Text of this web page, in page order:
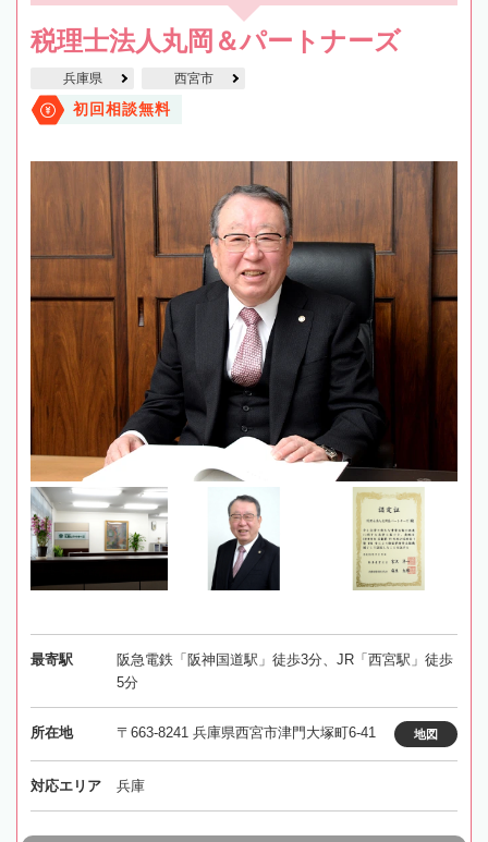
税理士法人丸岡＆パートナーズ
兵庫県 西宮市
初回相談無料
最寄駅
阪急電鉄「阪神国道駅」徒歩3分、JR「西宮駅」徒歩
5分
所在地 〒663-8241 兵庫県西宮市津門大塚町6-41 地図
対応エリア 兵庫